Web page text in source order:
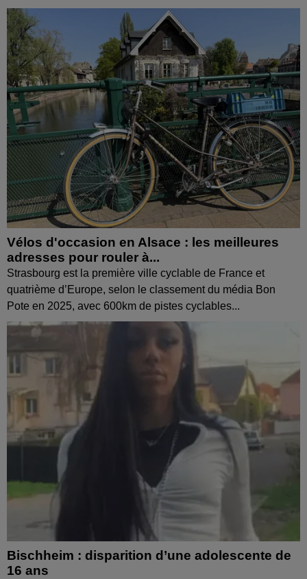
Vélos d'occasion en Alsace : les meilleures
adresses pour rouler à...
Strasbourg est la première ville cyclable de France et
quatrième d’Europe, selon le classement du média Bon
Pote en 2025, avec 600km de pistes cyclables...
Bischheim : disparition d’une adolescente de
16 ans